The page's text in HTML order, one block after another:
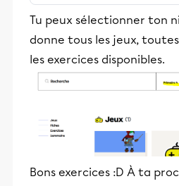
stimulants, Alloprof
et leurs parents
éducative.
Tu peux sélectionner ton
donne tous les jeux,
les exercices disponibles.
Bons exercices :D À ta